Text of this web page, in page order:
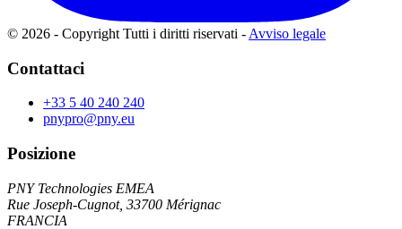
© 2026 - Copyright Tutti i diritti riservati - Avviso legale
Contattaci
+33 5 40 240 240
pnypro@pny.eu
Posizione
PNY Technologies EMEA
Rue Joseph-Cugnot, 33700 Mérignac
FRANCIA